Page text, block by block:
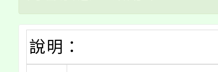
說明：